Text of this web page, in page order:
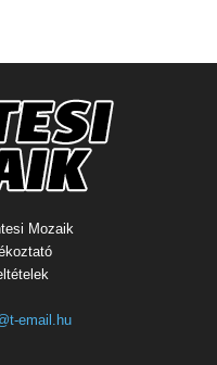
Mozaik
email.hu